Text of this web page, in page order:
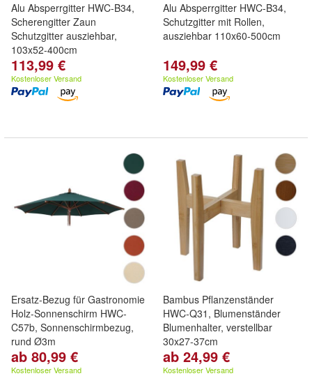
Alu Absperrgitter HWC-B34,
Scherengitter Zaun
Schutzgitter ausziehbar,
103x52-400cm
113,99 €
Kostenloser Versand
Alu Absperrgitter HWC-B34,
Schutzgitter mit Rollen,
ausziehbar 110x60-500cm
149,99 €
Kostenloser Versand
Ersatz-Bezug für Gastronomie
Holz-Sonnenschirm HWC-
C57b, Sonnenschirmbezug,
rund Ø3m
ab 80,99 €
Kostenloser Versand
Bambus Pflanzenständer
HWC-Q31, Blumenständer
Blumenhalter, verstellbar
30x27-37cm
ab 24,99 €
Kostenloser Versand